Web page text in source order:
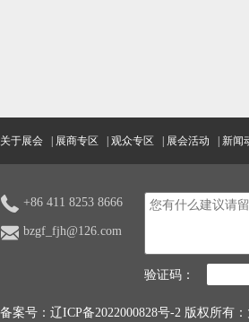
关于展会 展商专区 观众专区 展会活动 新闻
+86 411 8253 8666
bzgf_fjh@126.com
验证码：
备案号： 辽ICP备2022000828号-2 版权所有